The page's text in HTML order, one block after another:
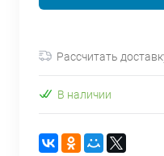
Рассчитать
В наличии